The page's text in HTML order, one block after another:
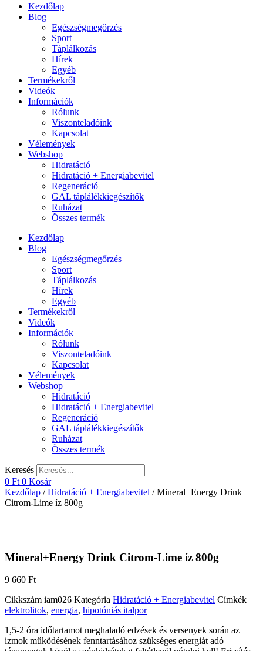
Kezdőlap
Blog
Egészségmegőrzés
Sport
Táplálkozás
Hírek
Egyéb
Termékekről
Videók
Információk
Rólunk
Viszonteladóink
Kapcsolat
Vélemények
Webshop
Hidratáció
Hidratáció + Energiabevitel
Regeneráció
GAL táplálékkiegészítők
Ruházat
Összes termék
Kezdőlap
Blog
Egészségmegőrzés
Sport
Táplálkozás
Hírek
Egyéb
Termékekről
Videók
Információk
Rólunk
Viszonteladóink
Kapcsolat
Vélemények
Webshop
Hidratáció
Hidratáció + Energiabevitel
Regeneráció
GAL táplálékkiegészítők
Ruházat
Összes termék
Keresés
0 Ft 0 Kosár
Kezdőlap /Hidratáció + Energiabevitel / Mineral+Energy Drink
Citrom-Lime íz 800g
Mineral+Energy Drink Citrom-Lime íz 800g
9 660 Ft
Cikkszám iam026 Kategória Hidratáció + Energiabevitel Címkék
elektrolitok, energia, hipotóniás italpor
1,5-2 óra időtartamot meghaladó edzések és versenyek során az
izmok működésének fenntartásához szükséges energiát adó